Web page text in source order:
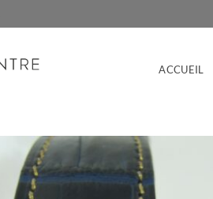
ACCUEIL